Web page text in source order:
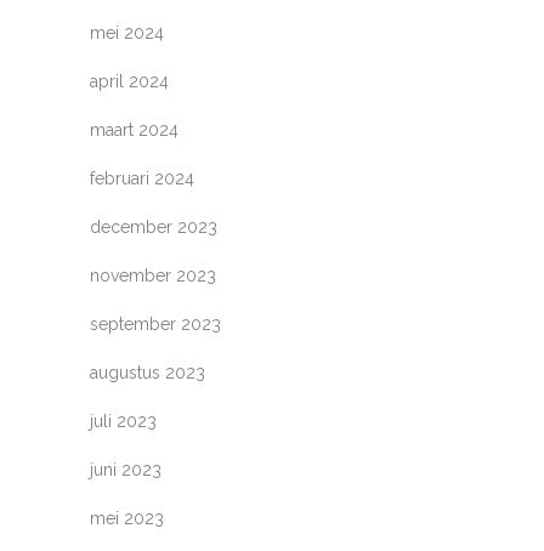
mei 2024
april 2024
maart 2024
februari 2024
december 2023
november 2023
september 2023
augustus 2023
juli 2023
juni 2023
mei 2023